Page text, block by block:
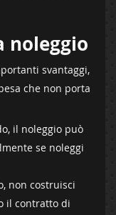
noleggio
svantaggi,
che non porta
il noleggio può
se noleggi
non costruisci
il contratto di